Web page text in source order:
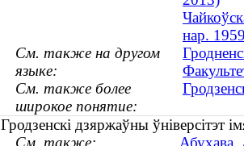
нар.
См. также на другом
языке:
См. также более
широкое понятие:
Гродзенскі дзяржаўны ўніверсітэт